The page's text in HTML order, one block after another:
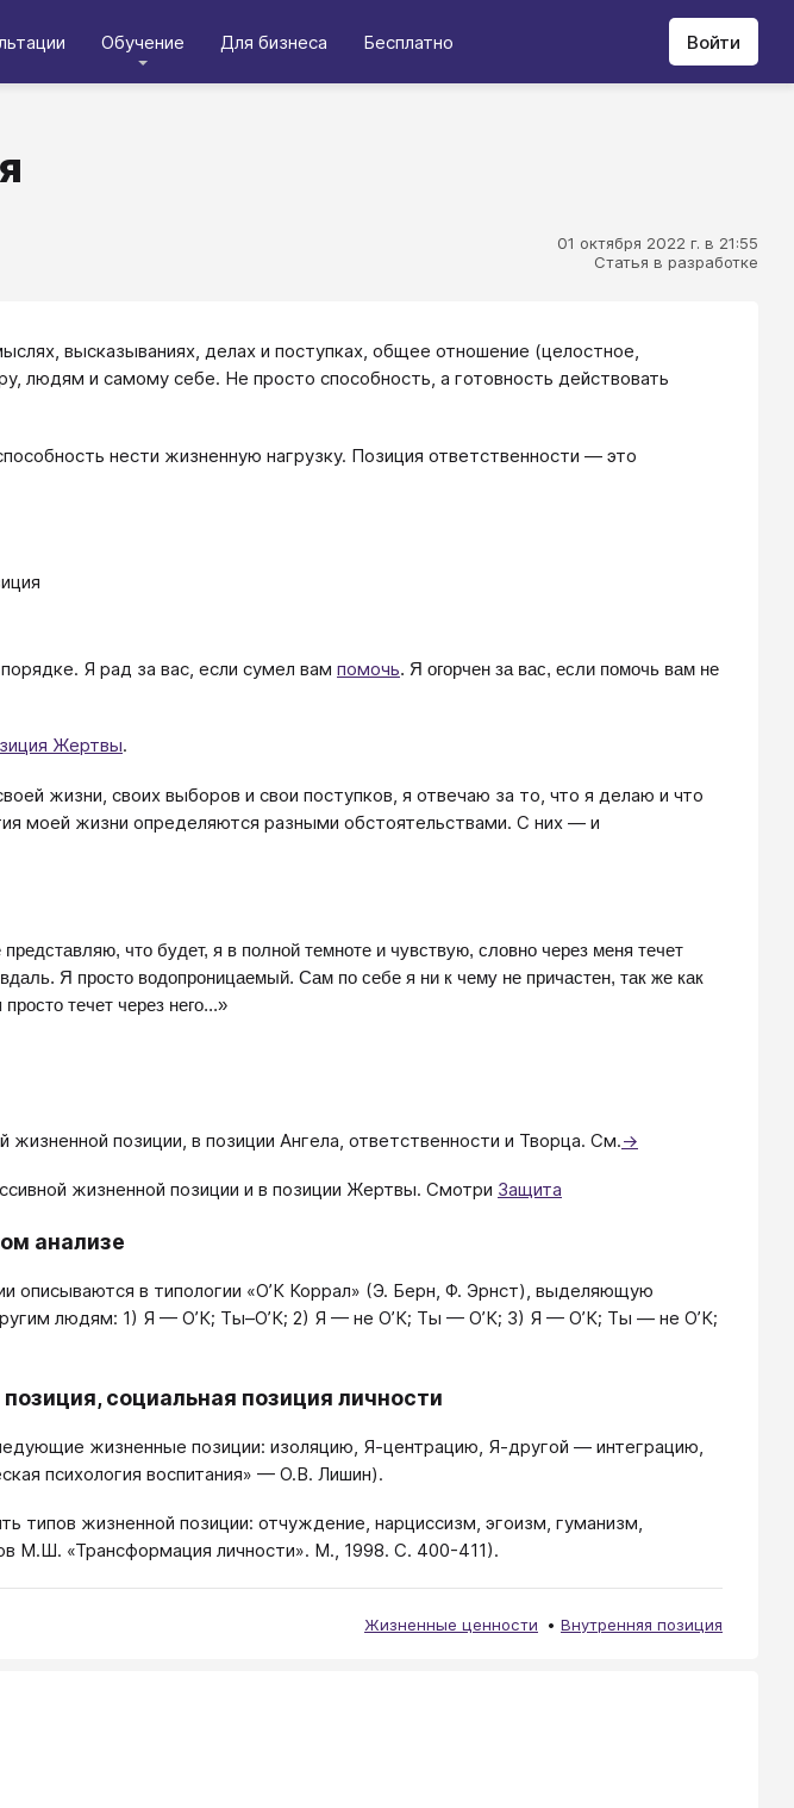
Обучение Для бизнеса Бесплатно Войти
01 октября 2022 г. в 21:55
Статья в разработке
высказываниях, делах и поступках, общее отношение (целостное,
людям и самому себе. Не просто способность, а готовность действовать
нести жизненную нагрузку. Позиция ответственности — это
Я рад за вас, если сумел вам помочь. Я огорчен за вас, если помочь вам не
Жертвы.
жизни, своих выборов и свои поступков, я отвечаю за то, что я делаю и что
моей жизни определяются разными обстоятельствами. С них — и
что будет, я в полной темноте и чувствую, словно через меня течет
Я просто водопроницаемый. Сам по себе я ни к чему не причастен, так же как
течет через него...»
жизненной позиции, в позиции Ангела, ответственности и Творца. См.→
жизненной позиции и в позиции Жертвы. Смотри Защита
анализе
описываются в типологии «О’К Коррал» (Э. Берн, Ф. Эрнст), выделяющую
людям: 1) Я — О’К; Ты–О’К; 2) Я — не О’К; Ты — О’К; 3) Я — О’К; Ты — не О’К;
социальная позиция личности
жизненные позиции: изоляцию, Я-центрацию, Я-другой — интеграцию,
психология воспитания» — О.В. Лишин).
типов жизненной позиции: отчуждение, нарциссизм, эгоизм, гуманизм,
М.Ш. «Трансформация личности». М., 1998. С. 400-411).
Жизненные ценности Внутренняя позиция